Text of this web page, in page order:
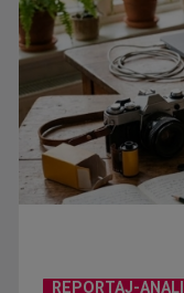
Spectacol total la